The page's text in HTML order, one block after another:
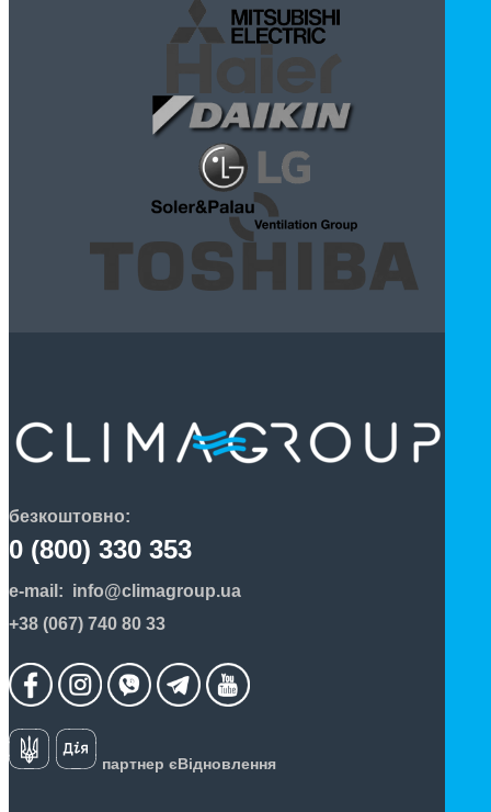
безкоштовно:
0 (800) 330 353
e-mail: info@climagroup.ua
+38 (067) 740 80 33
партнер єВідновлення